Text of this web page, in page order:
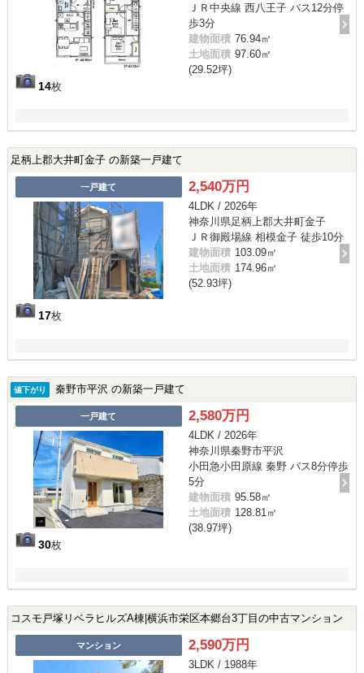
14枚
ＪＲ中央線 西八王子 バス12分停
歩3分
建物面積 76.94㎡
土地面積 97.60㎡
(29.52坪)
足柄上郡大井町金子 の新築一戸建て
一戸建て
17枚
2,540万円
4LDK / 2026年
神奈川県足柄上郡大井町金子
ＪＲ御殿場線 相模金子 徒歩10分
建物面積 103.09㎡
土地面積 174.96㎡
(52.93坪)
値下がり 秦野市平沢 の新築一戸建て
一戸建て
30枚
2,580万円
4LDK / 2026年
神奈川県秦野市平沢
小田急小田原線 秦野 バス8分停歩
5分
建物面積 95.58㎡
土地面積 128.81㎡
(38.97坪)
コスモ戸塚リベラヒルズA棟|横浜市栄区本郷台3丁目の中古マンション
マンション 2,590万円
3LDK / 1988年